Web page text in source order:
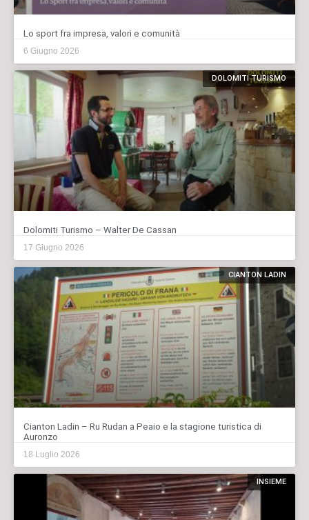
Lo sport fra impresa, valori e comunità
6 Giugno 2026
DOLOMITI TURISMO
Dolomiti Turismo – Walter De Cassan
17 Giugno 2026
CIANTON LADIN
Cianton Ladin – Ru Rudan a Peaio e la stagione turistica di
Auronzo
18 Luglio 2026
INSIEME